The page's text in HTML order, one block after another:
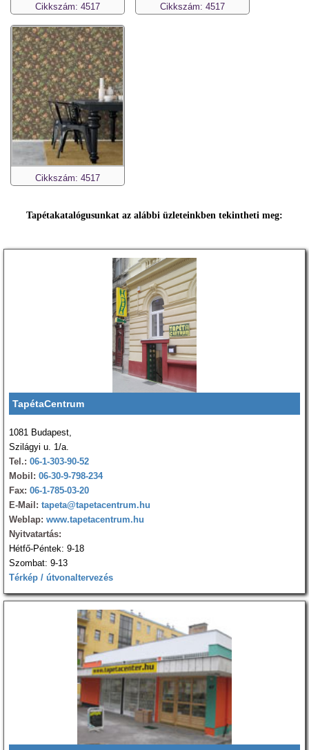
Cikkszám: 4517 Cikkszám: 4517
Cikkszám: 4517
Tapétakatalógusunkat az alábbi üzleteinkben tekintheti meg:
TapétaCentrum
1081 Budapest,
Szilágyi u. 1/a.
Tel.: 06-1-303-90-52
Mobil: 06-30-9-798-234
Fax: 06-1-785-03-20
E-Mail: tapeta@tapetacentrum.hu
Weblap: www.tapetacentrum.hu
Nyitvatartás:
Hétfő-Péntek: 9-18
Szombat: 9-13
Térkép / útvonaltervezés